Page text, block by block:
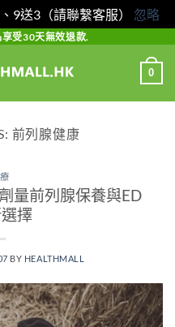
9送3（請聯繫客服） 忽略
受30天無效退款.
0
前列腺健康
量前列腺保養與ED
擇
BY HEALTHMALL